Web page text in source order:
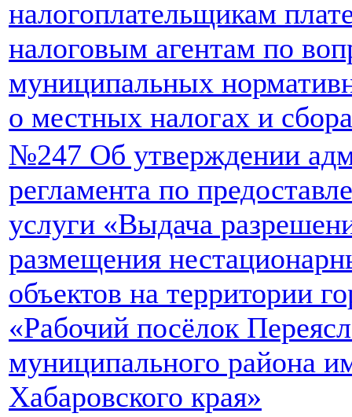
налогоплательщикам
налоговым агентам по
муниципальных
о местных налогах и
№247 Об утверждении
регламента по
услуги «Выдача
размещения
объектов на территории
«Рабочий посёлок
муниципального района
Хабаровского края»